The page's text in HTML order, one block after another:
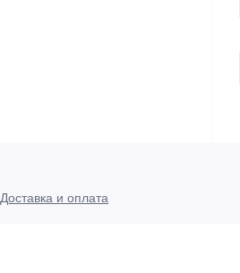
Доставка и оплата